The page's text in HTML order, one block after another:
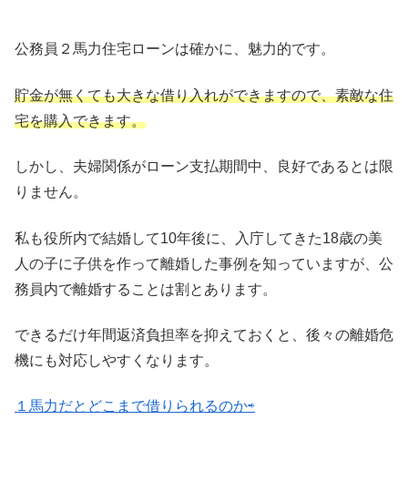
公務員２馬力住宅ローンは確かに、魅力的です。
貯金が無くても大きな借り入れができますので、素敵な住
宅を購入できます。
しかし、夫婦関係がローン支払期間中、良好であるとは限
りません。
私も役所内で結婚して10年後に、入庁してきた18歳の美
人の子に子供を作って離婚した事例を知っていますが、公
務員内で離婚することは割とあります。
できるだけ年間返済負担率を抑えておくと、後々の離婚危
機にも対応しやすくなります。
１馬力だとどこまで借りられるのか⇨